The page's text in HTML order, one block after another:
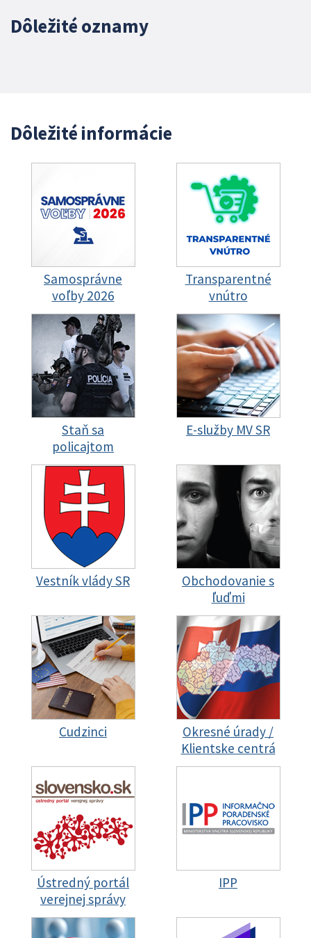
Dôležité oznamy
Dôležité informácie
Samosprávne
voľby 2026
Transparentné
vnútro
Staň sa
policajtom
E-služby MV SR
Vestník vlády SR
Obchodovanie s
ľuďmi
Cudzinci
Okresné úrady /
Klientske centrá
Ústredný portál
verejnej správy
IPP